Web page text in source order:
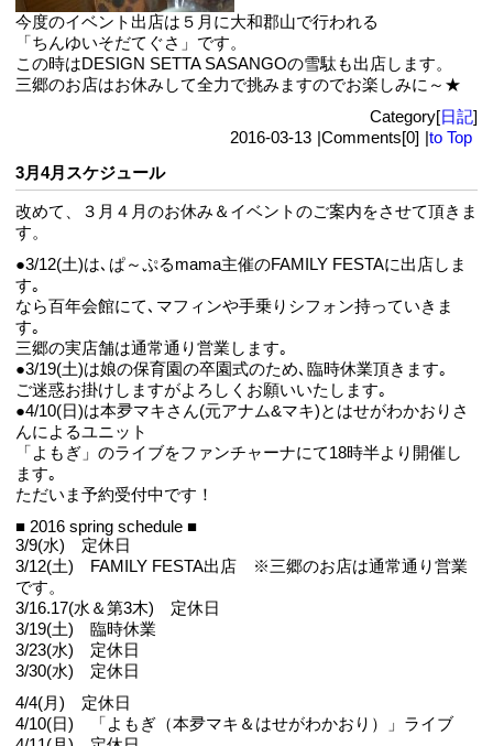
今度のイベント出店は５月に大和郡山で行われる
「ちんゆいそだてぐさ」です。
この時はDESIGN SETTA SASANGOの雪駄も出店します。
三郷のお店はお休みして全力で挑みますのでお楽しみに～★
Category[日記]
2016-03-13 |Comments[0] |to Top
3月4月スケジュール
改めて、３月４月のお休み＆イベントのご案内をさせて頂きま
す。
●3/12(土)は､ぱ～ぷるmama主催のFAMILY FESTAに出店しま
す｡
なら百年会館にて､マフィンや手乗りシフォン持っていきま
す｡
三郷の実店舗は通常通り営業します｡
●3/19(土)は娘の保育園の卒園式のため､臨時休業頂きます｡
ご迷惑お掛けしますがよろしくお願いいたします｡
●4/10(日)は本夛マキさん(元アナム&マキ)とはせがわかおりさ
んによるユニット
「よもぎ」のライブをファンチャーナにて18時半より開催し
ます｡
ただいま予約受付中です！
■ 2016 spring schedule ■
3/9(水) 定休日
3/12(土) FAMILY FESTA出店 ※三郷のお店は通常通り営業
です。
3/16.17(水＆第3木) 定休日
3/19(土) 臨時休業
3/23(水) 定休日
3/30(水) 定休日
4/4(月) 定休日
4/10(日) 「よもぎ（本夛マキ＆はせがわかおり）」ライブ